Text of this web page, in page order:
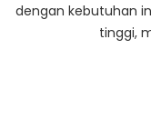
dengan kebutuhan
tinggi,